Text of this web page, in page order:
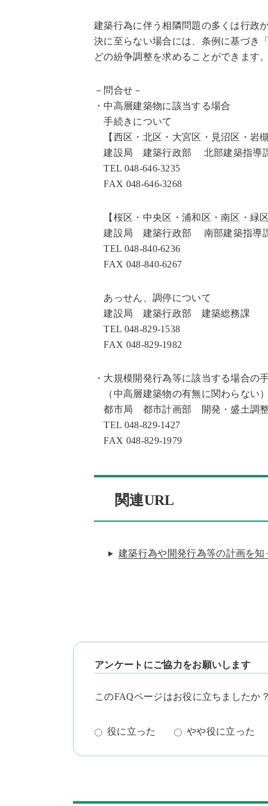
建築行為に伴う相隣問題の多くは行政
決に至らない場合には、条例に基づき
どの紛争調整を求めることができます
－問合せ－
・中高層建築物に該当する場合
手続きについて
【西区・北区・大宮区・見沼区・岩
建設局 建築行政部 北部建築指導
TEL 048-646-3235
FAX 048-646-3268
【桜区・中央区・浦和区・南区・緑
建設局 建築行政部 南部建築指導
TEL 048-840-6236
FAX 048-840-6267
あっせん、調停について
建設局 建築行政部 建築総務課
TEL 048-829-1538
FAX 048-829-1982
・大規模開発行為等に該当する場合の
（中高層建築物の有無に関わらない
都市局 都市計画部 開発・盛土調
TEL 048-829-1427
FAX 048-829-1979
関連URL
建築行為や開発行為等の計画を
アンケートにご協力をお願いします
このFAQページはお役に立ちましたか
役に立った やや役に立った